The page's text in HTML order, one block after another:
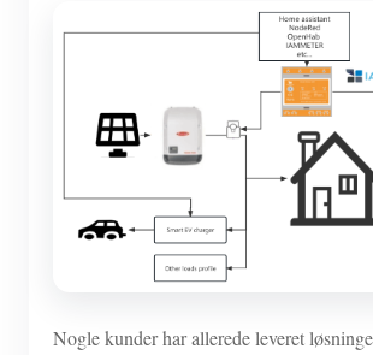
Nogle kunder har allerede leveret